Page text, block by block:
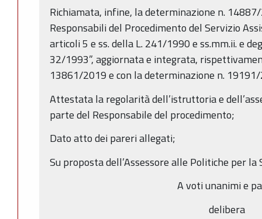
Richiamata, infine, la determinazione n.
Responsabili del Procedimento del Servizio
articoli 5 e ss. della L. 241/1990 e ss.mm.ii. e
32/1993”, aggiornata e integrata,
13861/2019 e con la determinazione n.
Attestata la regolarità dell’istruttoria e
parte del Responsabile del procedimento;
Dato atto dei pareri allegati;
Su proposta dell’Assessore alle Politiche per la
A voti unanimi e
delibera